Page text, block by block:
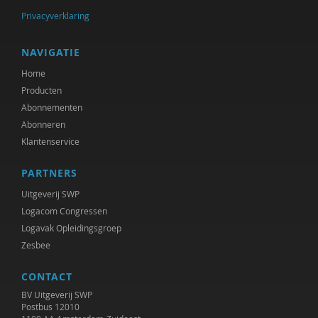
Harry Kunneman
Wouter Kusters
Elleke Landeweer
Judith Leest
Hannah Leyerzapf VUmc
Anja Machielse
Ellen Meijer
afdeling Metamedica
Marie-Josée mits
Tom Peetoom
Privacyverklaring
NAVIGATIE
Home
Producten
Abonnementen
Abonneren
Klantenservice
PARTNERS
Uitgeverij SWP
Logacom Congressen
Logavak Opleidingsgroep
Zesbee
CONTACT
BV Uitgeverij SWP
Postbus 12010